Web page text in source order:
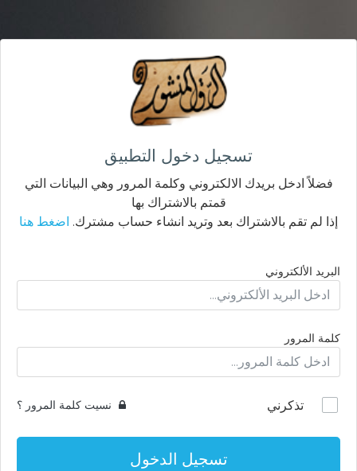
تسجيل دخول التطبيق
فضلاً ادخل بريدك الالكتروني وكلمة المرور وهي البيانات التي
قمتم بالاشتراك بها
إذا لم تقم بالاشتراك بعد وتريد انشاء حساب مشترك. اضغط هنا
البريد الألكتروني
كلمة المرور
تذكرني نسيت كلمة المرور ؟
تسجيل الدخول